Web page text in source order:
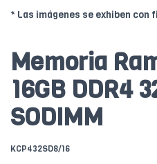
* Las imágenes se exhiben
Memoria
16GB DDR4
SODIMM
KCP432SD8/16